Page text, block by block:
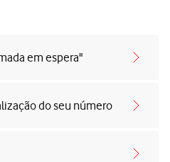
em espera"
do seu número